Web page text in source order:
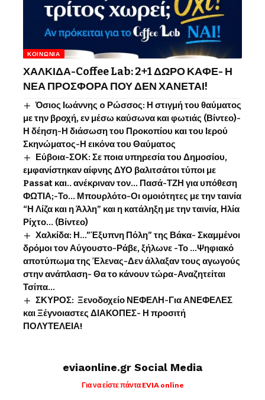
ΚΟΙΝΩΝΊΑ
ΧΑΛΚΙΔΑ-Coffee Lab: 2+1 ΔΩΡΟ ΚΑΦΕ- Η
ΝΕΑ ΠΡΟΣΦΟΡΑ ΠΟΥ ΔΕΝ ΧΑΝΕΤΑΙ!
Όσιος Ιωάννης o Ρώσσος: Η στιγμή του θαύματος
με την βροχή, εν μέσω καύσωνα και φωτιάς (Βίντεο)-
Η δέηση-Η διάσωση του Προκοπίου και του Ιερού
Σκηνώματος-Η εικόνα του Θαύματος
Εύβοια-ΣΟΚ: Σε ποια υπηρεσία του Δημοσίου,
εμφανίστηκαν αίφνης ΔΥΟ βαλιτσάτοι τύποι με
Passat και.. ανέκριναν τον… Πασά-ΤΖΗ για υπόθεση
ΦΩΤΙΑ;-Το… Μπουρλότο-Οι ομοιότητες με την ταινία
“Η Λίζα και η Άλλη” και η κατάληξη με την ταινία, Ηλία
Ρίχτο… (Βίντεο)
Χαλκίδα: Η…”Έξυπνη Πόλη” της Βάκα- Σκαμμένοι
δρόμοι τον Αύγουστο-Ράβε, ξήλωνε -Το …Ψηφιακό
αποτύπωμα της Έλενας-Δεν άλλαξαν τους αγωγούς
στην ανάπλαση- Θα το κάνουν τώρα-Αναζητείται
Τσίπα…
ΣΚΥΡΟΣ: Ξενοδοχείο ΝΕΦΕΛΗ-Για ΑΝΕΦΕΛΕΣ
και Ξέγνοιαστες ΔΙΑΚΟΠΕΣ- Η προσιτή
ΠΟΛΥΤΕΛΕΙΑ!
eviaonline.gr Social Media
Για να είστε πάντα EVIA online